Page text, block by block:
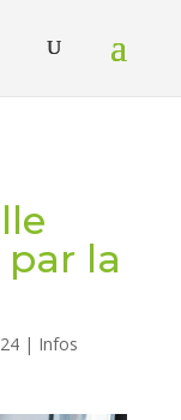
la
| Infos